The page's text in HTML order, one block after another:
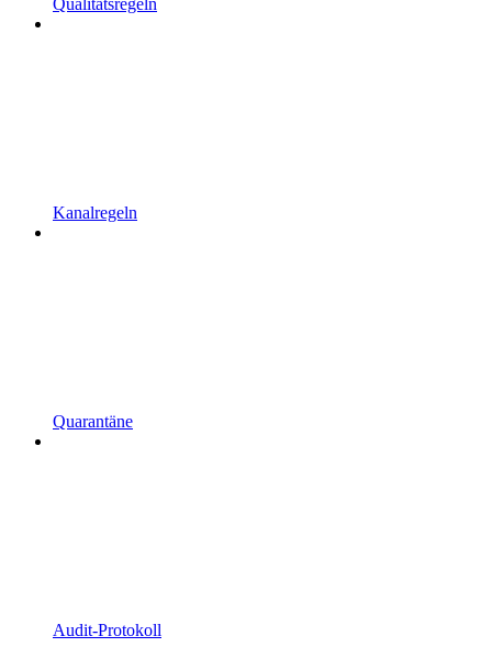
Qualitätsregeln
Kanalregeln
Quarantäne
Audit-Protokoll